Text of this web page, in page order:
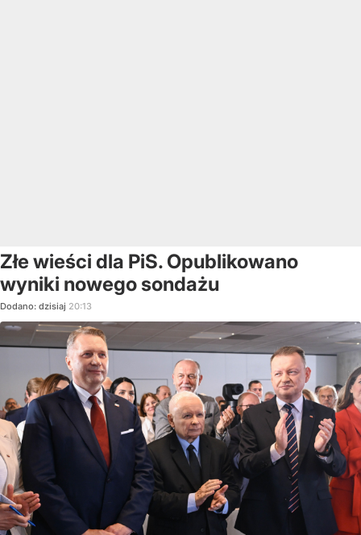
Złe wieści dla PiS. Opublikowano
wyniki nowego sondażu
Dodano: dzisiaj 20:13